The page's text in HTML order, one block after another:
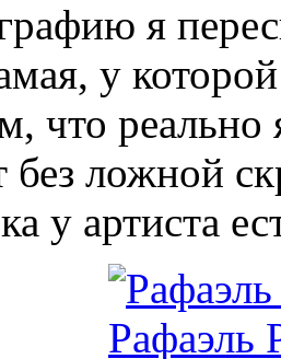
я
у
что
без ложной
у артиста